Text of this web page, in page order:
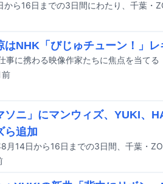
はNHK「びじゅチューン！」
前
ソニ」にマンウィズ、YUKI、
ら追加